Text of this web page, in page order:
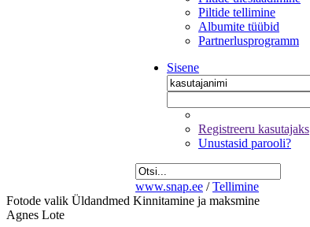
Piltide tellimine
Albumite tüübid
Partnerlusprogramm
Sisene
Registreeru kasutajaks
Unustasid parooli?
www.snap.ee / Tellimine
Fotode valik Üldandmed Kinnitamine ja maksmine
Agnes Lote